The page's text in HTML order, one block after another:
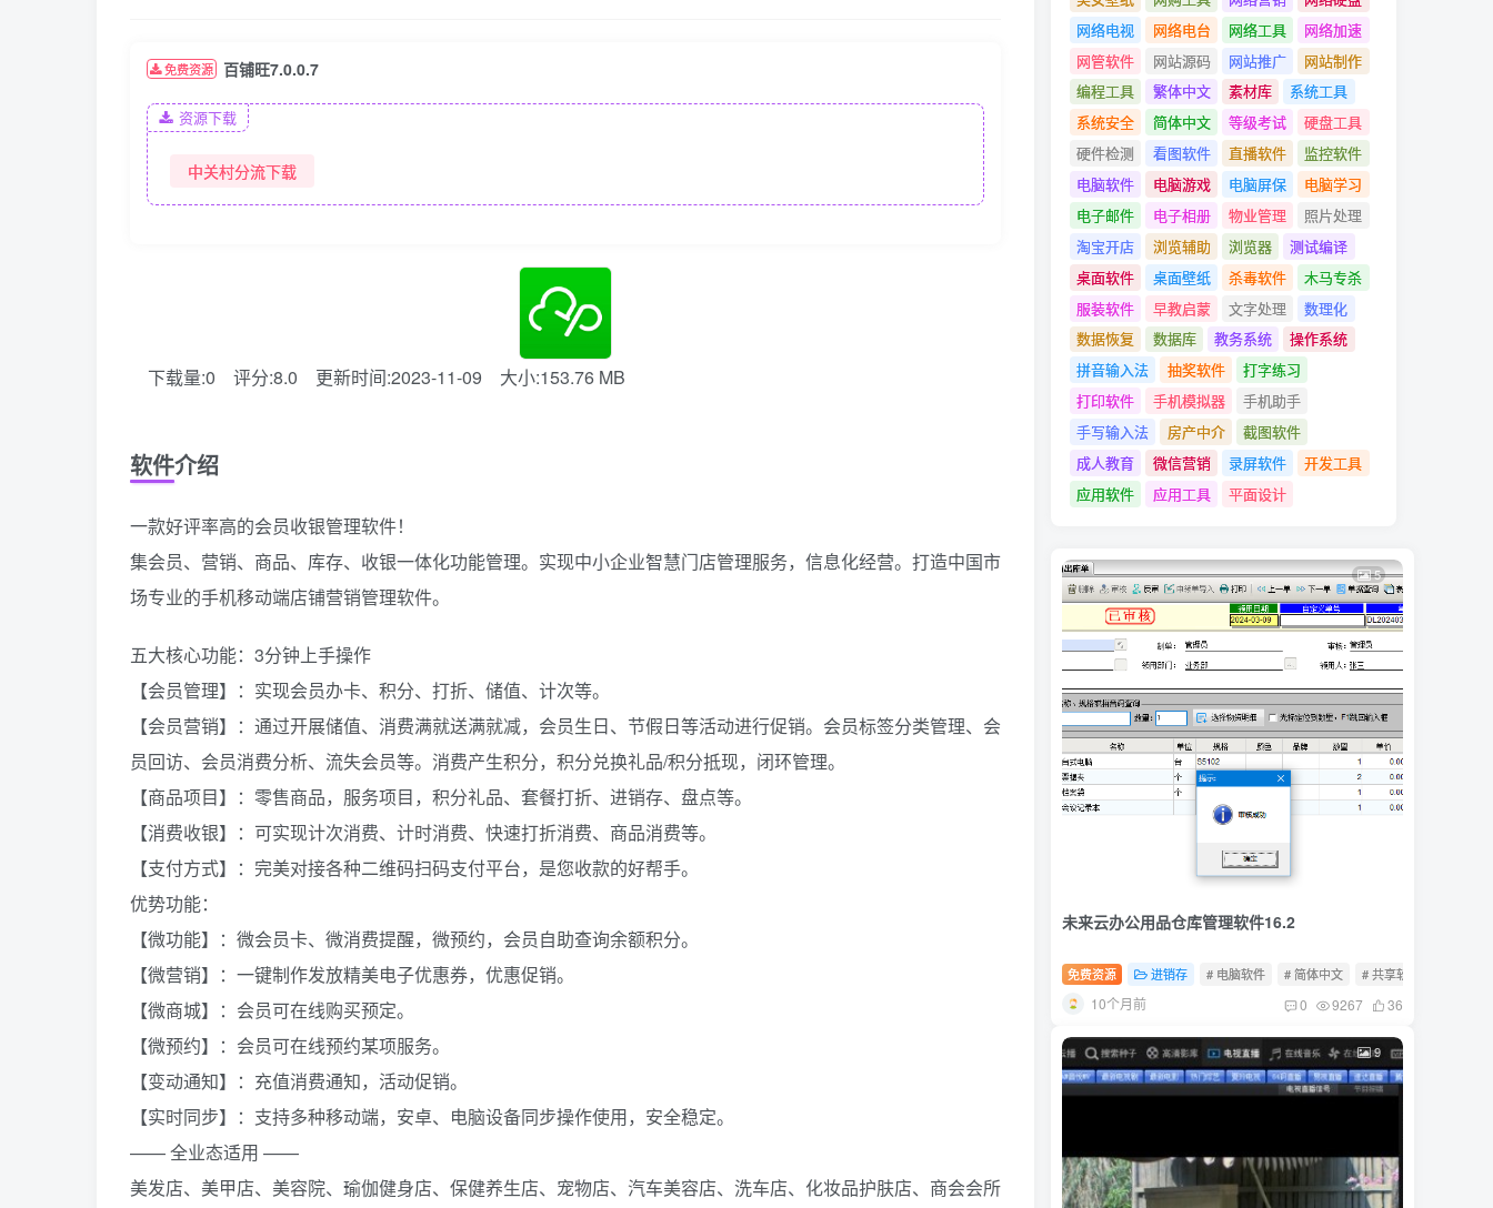
免费资源 百铺旺7.0.0.7
资源下载
中关村分流下载
下载量:0 评分:8.0 更新时间:2023-11-09 大小:153.76 MB
软件介绍
一款好评率高的会员收银管理软件！
集会员、营销、商品、库存、收银一体化功能管理。实现中小企业智慧门店管理服务，信息化经营。打造中国市
场专业的手机移动端店铺营销管理软件。
五大核心功能：3分钟上手操作
【会员管理】：实现会员办卡、积分、打折、储值、计次等。
【会员营销】：通过开展储值、消费满就送满就减，会员生日、节假日等活动进行促销。会员标签分类管理、会
员回访、会员消费分析、流失会员等。消费产生积分，积分兑换礼品/积分抵现，闭环管理。
【商品项目】：零售商品，服务项目，积分礼品、套餐打折、进销存、盘点等。
【消费收银】：可实现计次消费、计时消费、快速打折消费、商品消费等。
【支付方式】：完美对接各种二维码扫码支付平台，是您收款的好帮手。
优势功能：
【微功能】：微会员卡、微消费提醒，微预约，会员自助查询余额积分。
【微营销】：一键制作发放精美电子优惠券，优惠促销。
【微商城】：会员可在线购买预定。
【微预约】：会员可在线预约某项服务。
【变动通知】：充值消费通知，活动促销。
【实时同步】：支持多种移动端，安卓、电脑设备同步操作使用，安全稳定。
—— 全业态适用 ——
美发店、美甲店、美容院、瑜伽健身店、保健养生店、宠物店、汽车美容店、洗车店、化妆品护肤店、商会会所
网络电视
网络电台 网络工具
网络加速
网管软件
网站源码 网站推广
网站制作
编程工具
繁体中文 素材库
系统工具
系统安全
简体中文 等级考试
硬盘工具
硬件检测
看图软件 直播软件
监控软件
电脑软件
电脑游戏 电脑屏保
电脑学习
电子邮件
电子相册 物业管理
照片处理
淘宝开店
浏览辅助 浏览器
测试编译
桌面软件
桌面壁纸 杀毒软件
木马专杀
服装软件
早教启蒙 文字处理
数理化
数据恢复
数据库 教务系统
操作系统
拼音输入法
抽奖软件
打字练习
打印软件
手机模拟器
手机助手
手写输入法
房产中介
截图软件
成人教育
微信营销 录屏软件
开发工具
应用软件
应用工具 平面设计
5
未来云办公用品仓库管理软件16.2
免费资源 进销存 # 电脑软件 # 简体中文 # 共享软件
10个月前 0 9267 36
9